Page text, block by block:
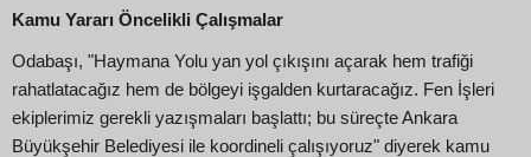
Kamu Yararı Öncelikli Çalışmalar
Odabaşı, "Haymana Yolu yan yol çıkışını açarak hem trafiği
rahatlatacağız hem de bölgeyi işgalden kurtaracağız. Fen İşleri
ekiplerimiz gerekli yazışmaları başlattı; bu süreçte Ankara
Büyükşehir Belediyesi ile koordineli çalışıyoruz" diyerek kamu